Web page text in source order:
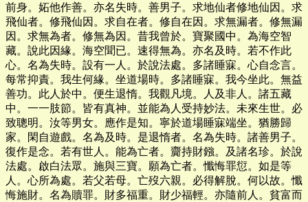
前身。妬他作善。亦名失時。善男子。求地仙者修地仙因。求
飛仙者。修飛仙因。求自在者。修自在因。求無漏者。修無漏
因。求無為者。修無為因。昔我曾於。寶聚國中。為海空智
藏。說此因緣。海空聞已。速得無為。亦名及時。若不作此
心。名為失時。設有一人。於說法處。多諸睡寐。心自念言。
每常抑責。我生何緣。坐道場時。多諸睡寐。我今坐此。無益
善功。此人於中。便生退惰。我觀凡境。人及非人。諸五藏
中。一一肢節。皆有真神。並能為人受持妙法。未來生世。必
致聰明。汝等男女。應作是知。寧於道場睡寐端坐。猶勝歸
家。閑自遊戲。名為及時。是退惰者。名為失時。諸善男子。
復作是念。若有世人。能為亡者。齎持財鏹。及諸名珍。於說
法處。啟白法眾。施與三寶。願為亡者。懺悔罪愆。如是等
人。心所為處。若父若母。亡歿六親。必得解脫。何以故。懺
悔施財。名為贖罪。財多福重。財少福輕。亦隨前人。貧富而